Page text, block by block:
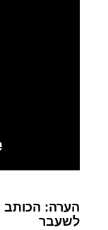
הערה: הכותב
לשעבר